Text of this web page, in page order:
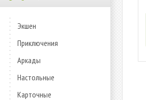
Экшен
Приключения
Аркады
Настольные
Карточные